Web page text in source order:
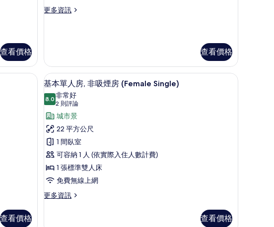
查看價格
煙
的
所
有
相
片
更多資訊
更
房,
吸
煙
房
(Single
Use)
的
詳
情
查看價格
、隔音、免費無線上網
查看價格
顯
示
基
本
單
人
房,
非
吸
煙
基本單人房, 非吸煙房 (Female Single) | 羽絨
9
基本單人房, 非吸煙房 (Female Single)
8.08.0 分，滿分 10 分
非常好
2 則評論
(2
則
評
論)
城市景
22 平方公尺
1 間臥室
可容納 1 人 (依實際入住人數計費)
1 張標準雙人床
免費無線上網
更多資訊
更
查看價格